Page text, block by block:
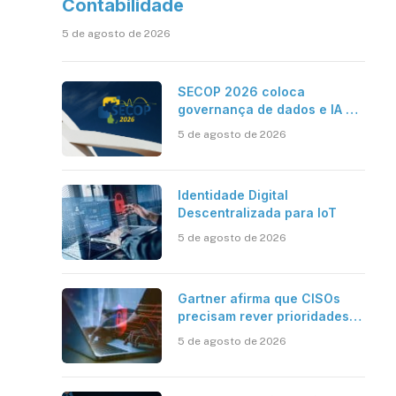
Contabilidade
5 de agosto de 2026
SECOP 2026 coloca
governança de dados e IA no
5 de agosto de 2026
Identidade Digital
Descentralizada para IoT
5 de agosto de 2026
Gartner afirma que CISOs
precisam rever prioridades
para enfrentar os desafios
5 de agosto de 2026